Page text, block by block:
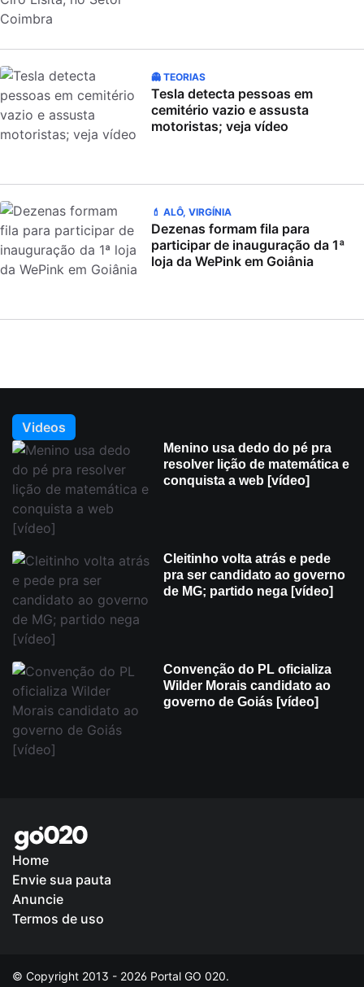
👻 TEORIAS
Tesla detecta pessoas em
cemitério vazio e assusta
motoristas; veja vídeo
💄 ALÔ, VIRGÍNIA
Dezenas formam fila para
participar de inauguração da 1ª
loja da WePink em Goiânia
Videos
Menino usa dedo do pé pra
resolver lição de matemática e
conquista a web [vídeo]
Cleitinho volta atrás e pede
pra ser candidato ao governo
de MG; partido nega [vídeo]
Convenção do PL oficializa
Wilder Morais candidato ao
governo de Goiás [vídeo]
Home
Envie sua pauta
Anuncie
Termos de uso
© Copyright 2013 - 2026 Portal GO 020.